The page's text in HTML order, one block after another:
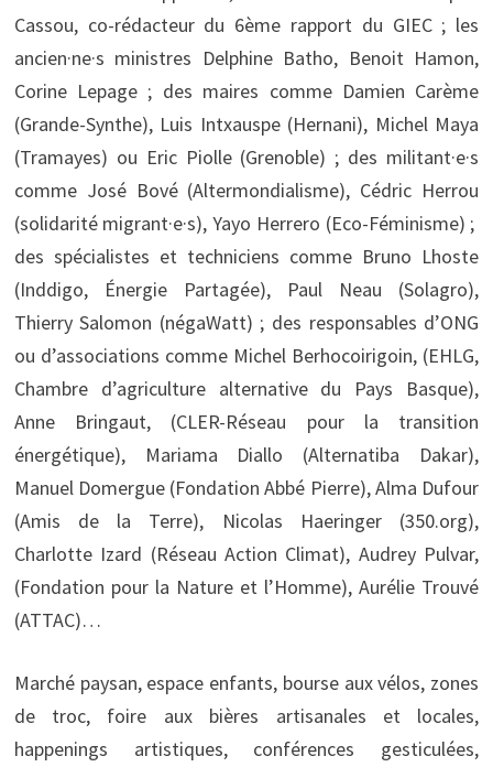
Cassou, co-rédacteur du 6ème rapport du GIEC ; les
ancien·ne·s ministres Delphine Batho, Benoit Hamon,
Corine Lepage ; des maires comme Damien Carème
(Grande-Synthe), Luis Intxauspe (Hernani), Michel Maya
(Tramayes) ou Eric Piolle (Grenoble) ; des militant·e·s
comme José Bové (Altermondialisme), Cédric Herrou
(solidarité migrant·e·s), Yayo Herrero (Eco-Féminisme) ;
des spécialistes et techniciens comme Bruno Lhoste
(Inddigo, Énergie Partagée), Paul Neau (Solagro),
Thierry Salomon (négaWatt) ; des responsables d’ONG
ou d’associations comme Michel Berhocoirigoin, (EHLG,
Chambre d’agriculture alternative du Pays Basque),
Anne Bringaut, (CLER-Réseau pour la transition
énergétique), Mariama Diallo (Alternatiba Dakar),
Manuel Domergue (Fondation Abbé Pierre), Alma Dufour
(Amis de la Terre), Nicolas Haeringer (350.org),
Charlotte Izard (Réseau Action Climat), Audrey Pulvar,
(Fondation pour la Nature et l’Homme), Aurélie Trouvé
(ATTAC)…
Marché paysan, espace enfants, bourse aux vélos, zones
de troc, foire aux bières artisanales et locales,
happenings artistiques, conférences gesticulées,